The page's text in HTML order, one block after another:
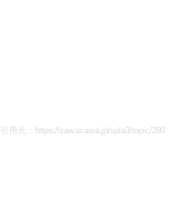
引用元： https://zawazawa.jp/spla3/topic/280